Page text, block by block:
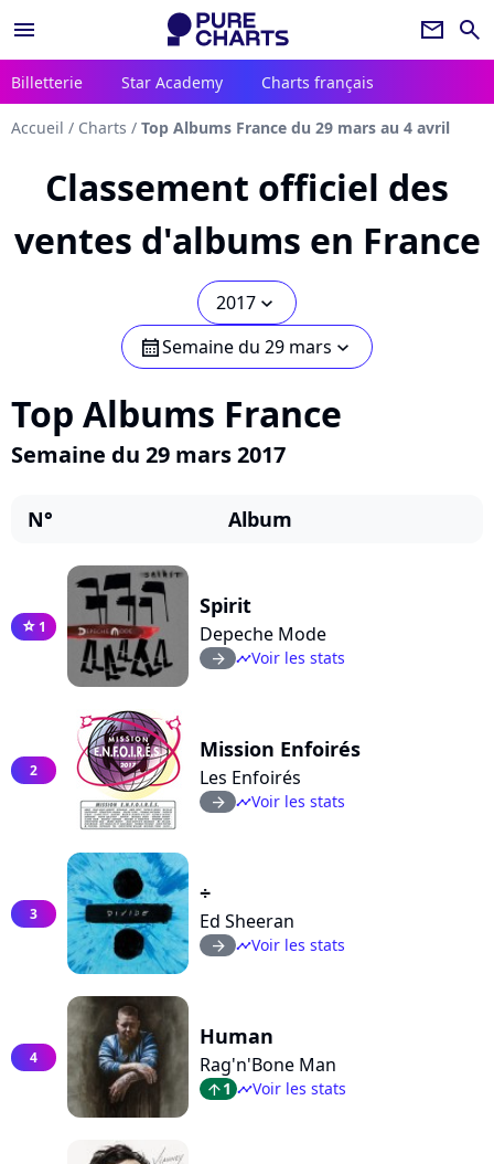
menu newsletter search
Billetterie Star Academy Charts français
Accueil / Charts / Top Albums France du 29 mars au 4 avril
Classement officiel des
ventes d'albums en France
2017 chevron_bot
calendarSemaine du 29 mars chevron_bot
Top Albums France
Semaine du 29 mars 2017
N° Album
star 1
Spirit
Depeche Mode
arrow_right timelineVoir les stats
2
Mission Enfoirés
Les Enfoirés
arrow_right timelineVoir les stats
3
÷
Ed Sheeran
arrow_right timelineVoir les stats
4
Human
Rag'n'Bone Man
arrow_top1 timelineVoir les stats